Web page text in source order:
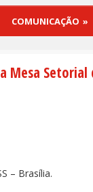
COMUNICAÇÃO »
Mesa Setorial
– Brasília.